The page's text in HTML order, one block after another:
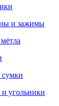
и зажимы
угольники